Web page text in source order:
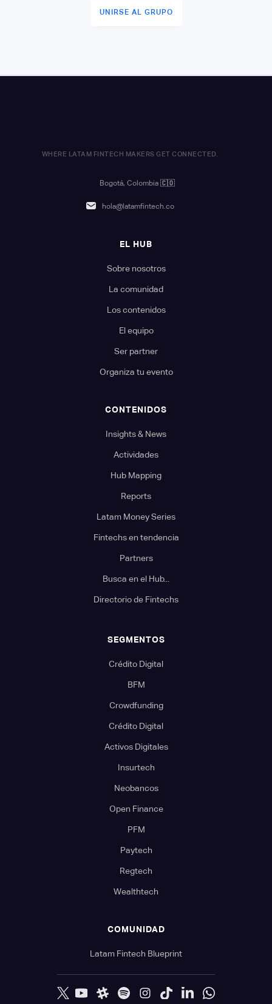
UNIRSE AL GRUPO
WHERE LATAM FINTECH MAKERS GET CONNECTED.
Bogotá, Colombia 🇨🇴
hola@latamfintech.co
EL HUB
Sobre nosotros
La comunidad
Los contenidos
El equipo
Ser partner
Organiza tu evento
CONTENIDOS
Insights & News
Actividades
Hub Mapping
Reports
Latam Money Series
Fintechs en tendencia
Partners
Busca en el Hub...
Directorio de Fintechs
SEGMENTOS
Crédito Digital
BFM
Crowdfunding
Crédito Digital
Activos Digitales
Insurtech
Neobancos
Open Finance
PFM
Paytech
Regtech
Wealthtech
COMUNIDAD
Latam Fintech Blueprint